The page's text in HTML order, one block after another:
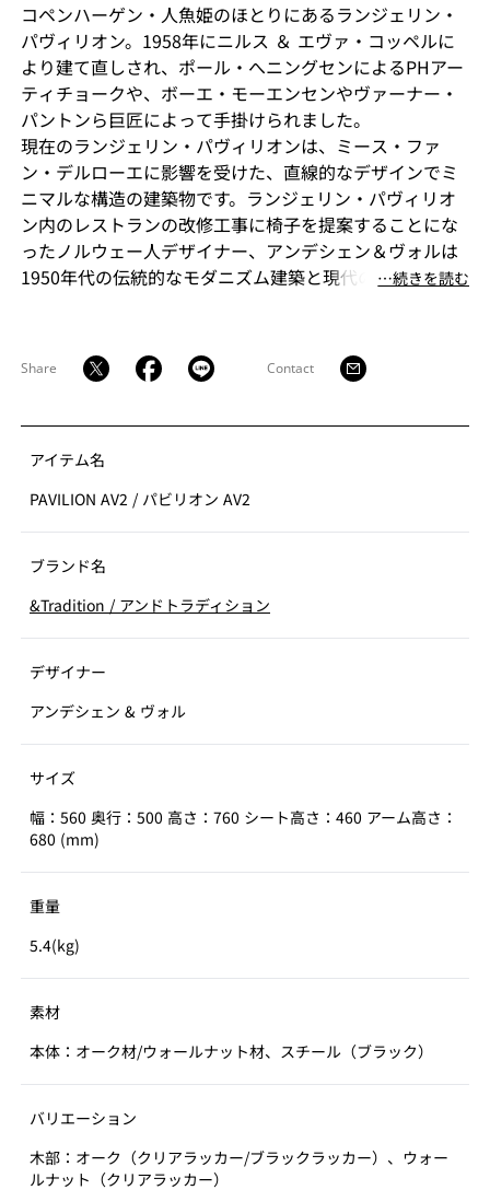
コペンハーゲン・人魚姫のほとりにあるランジェリン・
パヴィリオン。1958年にニルス ＆ エヴァ・コッペルに
より建て直しされ、ポール・へニングセンによるPHアー
ティチョークや、ボーエ・モーエンセンやヴァーナー・
パントンら巨匠によって手掛けられました。
現在のランジェリン・パヴィリオンは、ミース・ファ
ン・デルローエに影響を受けた、直線的なデザインでミ
ニマルな構造の建築物です。ランジェリン・パヴィリオ
ン内のレストランの改修工事に椅子を提案することにな
ったノルウェー人デザイナー、アンデシェン＆ヴォルは
1950年代の伝統的なモダニズム建築と現代のモダニズム
ようなチェアではなく、現代的な感覚の柔らかい印象を
持つ、丈夫でスタッキングのできる椅子をプライウッド
ライウッドは座面・背面にファブリック・レザーを貼り
込むことも可能で、様々な空間と調和することができま
す。
⋯続きを読む
Share Contact
アイテム名
PAVILION AV2 / パビリオン AV2
ブランド名
&Tradition / アンドトラディション
デザイナー
アンデシェン & ヴォル
サイズ
幅：560 奥行：500 高さ：760 シート高さ：460 アーム高さ：
680 (mm)
重量
5.4(kg)
素材
本体：オーク材/ウォールナット材、スチール（ブラック）
バリエーション
木部：オーク（クリアラッカー/ブラックラッカー）、ウォー
ルナット（クリアラッカー）